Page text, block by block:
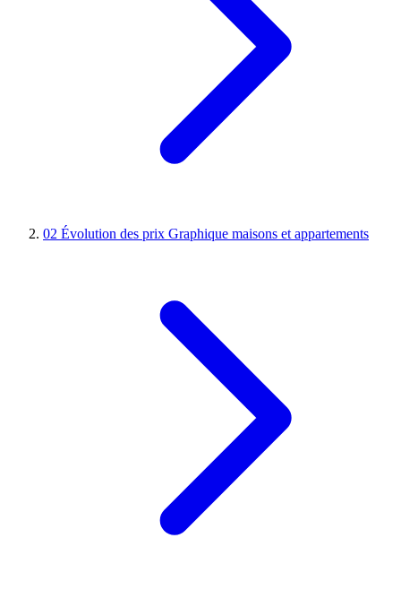
02 Évolution des prix Graphique maisons et appartements